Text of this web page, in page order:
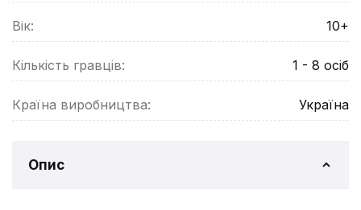
Вік: 10+
Кількість гравців: 1 - 8 осіб
Країна виробництва: Україна
Опис